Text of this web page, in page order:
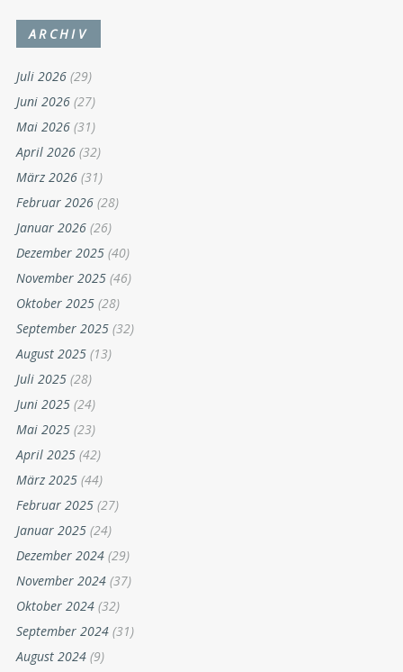
ARCHIV
Juli 2026 (29)
Juni 2026 (27)
Mai 2026 (31)
April 2026 (32)
März 2026 (31)
Februar 2026 (28)
Januar 2026 (26)
Dezember 2025 (40)
November 2025 (46)
Oktober 2025 (28)
September 2025 (32)
August 2025 (13)
Juli 2025 (28)
Juni 2025 (24)
Mai 2025 (23)
April 2025 (42)
März 2025 (44)
Februar 2025 (27)
Januar 2025 (24)
Dezember 2024 (29)
November 2024 (37)
Oktober 2024 (32)
September 2024 (31)
August 2024 (9)